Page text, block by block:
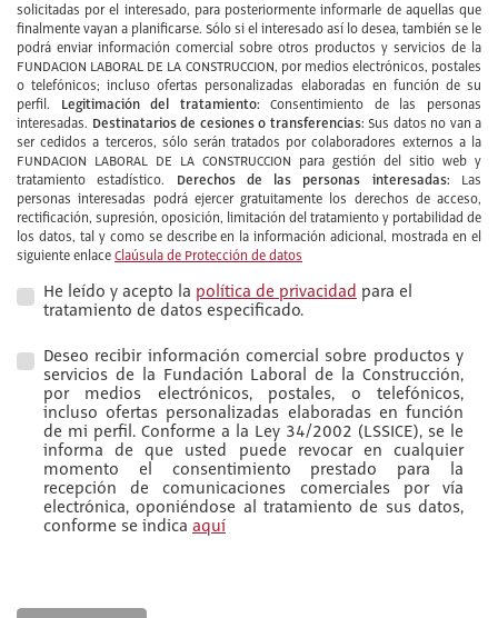
solicitadas por el interesado, para posteriormente informarle de aquellas que
finalmente vayan a planificarse. Sólo si el interesado así lo desea, también se le
podrá enviar información comercial sobre otros productos y servicios de la
FUNDACION LABORAL DE LA CONSTRUCCION, por medios electrónicos, postales
o telefónicos; incluso ofertas personalizadas elaboradas en función de su
perfil.
Legitimación del tratamiento: Consentimiento de las personas
interesadas. Destinatarios de cesiones o transferencias: Sus datos no van a
ser cedidos a terceros, sólo serán tratados por colaboradores externos a la
FUNDACION LABORAL DE LA CONSTRUCCION para gestión del sitio web y
tratamiento estadístico.
Derechos de las personas interesadas: Las
personas interesadas podrá ejercer gratuitamente los derechos de acceso,
rectificación, supresión, oposición, limitación del tratamiento y portabilidad de
los datos, tal y como se describe en la información adicional, mostrada en el
siguiente enlace Claúsula de Protección de datos
He leído y acepto la política de privacidad para el
tratamiento de datos especificado.
Deseo recibir información comercial sobre productos y
servicios de la Fundación Laboral de la Construcción,
por medios electrónicos, postales, o telefónicos,
incluso ofertas personalizadas elaboradas en función
de mi perfil. Conforme a la Ley 34/2002 (LSSICE), se le
informa de que usted puede revocar en cualquier
momento el consentimiento prestado para la
recepción de comunicaciones comerciales por vía
electrónica, oponiéndose al tratamiento de sus datos,
conforme se indica aquí